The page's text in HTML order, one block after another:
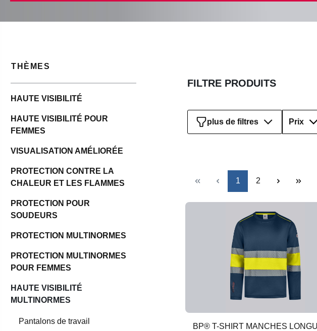
THÈMES
HAUTE VISIBILITÉ
HAUTE VISIBILITÉ POUR
FEMMES
VISUALISATION AMÉLIORÉE
PROTECTION CONTRE LA
CHALEUR ET LES FLAMMES
PROTECTION POUR
SOUDEURS
PROTECTION MULTINORMES
PROTECTION MULTINORMES
POUR FEMMES
HAUTE VISIBILITÉ
MULTINORMES
Pantalons de travail
FILTRE PRODUITS
Prix
plus de filtres
Page
1 Page
2
BP® T-SHIRT MANCHES